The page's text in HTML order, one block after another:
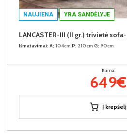
NAUJIENA YRA SANDĖLYJE
Išmatavimai: A: 104cm P: 210cm G: 90cm
Kaina:
649€
Į krepšelį